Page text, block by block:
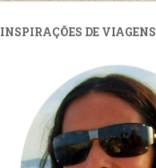
INSPIRAÇÕES DE VIAGENS